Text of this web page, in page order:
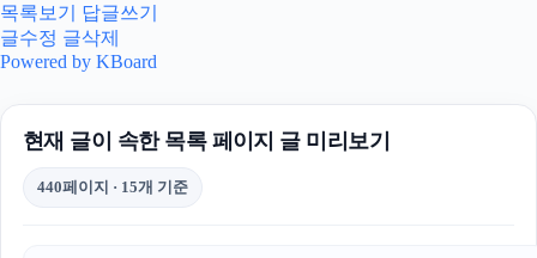
목록보기
답글쓰기
글수정 글삭제
Powered by KBoard
현재 글이 속한 목록 페이지 글 미리보기
440페이지 · 15개 기준